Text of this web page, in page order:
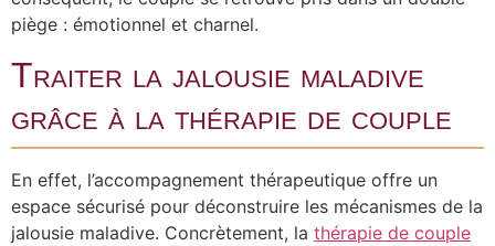
piège : émotionnel et charnel.
Traiter la jalousie maladive
grâce à la thérapie de couple
En effet, l’accompagnement thérapeutique offre un
espace sécurisé pour déconstruire les mécanismes de la
jalousie maladive. Concrètement, la thérapie de couple